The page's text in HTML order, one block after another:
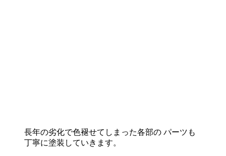
長年の劣化で色褪せてしまった各部の パーツも
丁寧に塗装していきます。